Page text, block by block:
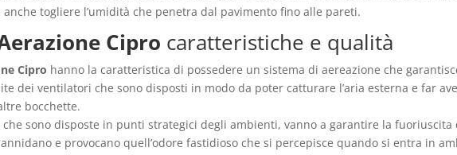
togliere l’umidità che penetra dal pavimento fino alle pareti.
Cipro caratteristiche e qualità
Cipro hanno la caratteristica di possedere un sistema di aereazione che
dei ventilatori che sono disposti in modo da poter catturare l’aria esterna e far
bocchette.
sono disposte in punti strategici degli ambienti, vanno a garantire la
e provocano quell’odore fastidioso che si percepisce quando si entra in